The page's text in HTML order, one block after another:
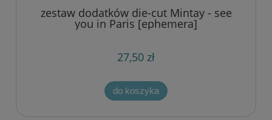
zestaw dodatków die-cut Mintay - see
you in Paris [ephemera]
27,50 zł
do koszyka